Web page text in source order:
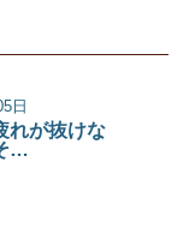
日
れが抜けな
…